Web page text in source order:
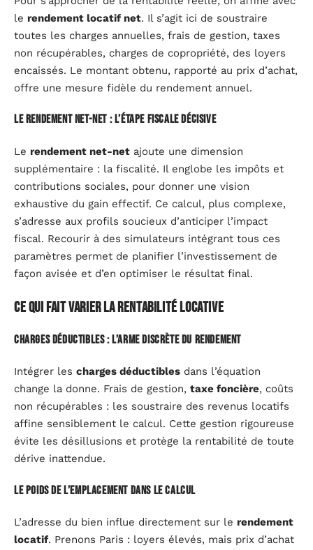
le rendement locatif net. Il s’agit ici de soustraire
toutes les charges annuelles, frais de gestion, taxes
non récupérables, charges de copropriété, des loyers
encaissés. Le montant obtenu, rapporté au prix d’achat,
offre une mesure fidèle du rendement annuel.
Le rendement net-net : l’étape fiscale décisive
Le rendement net-net ajoute une dimension
supplémentaire : la fiscalité. Il englobe les impôts et
contributions sociales, pour donner une vision
exhaustive du gain effectif. Ce calcul, plus complexe,
s’adresse aux profils soucieux d’anticiper l’impact
fiscal. Recourir à des simulateurs intégrant tous ces
paramètres permet de planifier l’investissement de
façon avisée et d’en optimiser le résultat final.
Ce qui fait varier la rentabilité locative
Charges déductibles : l’arme discrète du rendement
Intégrer les charges déductibles dans l’équation
change la donne. Frais de gestion, taxe foncière, coûts
non récupérables : les soustraire des revenus locatifs
affine sensiblement le calcul. Cette gestion rigoureuse
évite les désillusions et protège la rentabilité de toute
dérive inattendue.
Le poids de l’emplacement dans le calcul
L’adresse du bien influe directement sur le rendement
locatif. Prenons Paris : loyers élevés, mais prix d’achat